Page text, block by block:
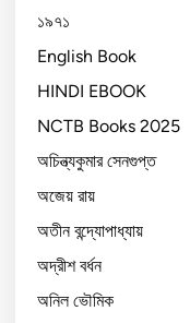
১৯৭১
English Book
HINDI EBOOK
NCTB Books 2025
অচিন্ত্যকুমার সেনগুপ্ত
অজেয় রায়
অতীন বন্দ্যোপাধ্যায়
অদ্রীশ বর্ধন
অনিল ভৌমিক